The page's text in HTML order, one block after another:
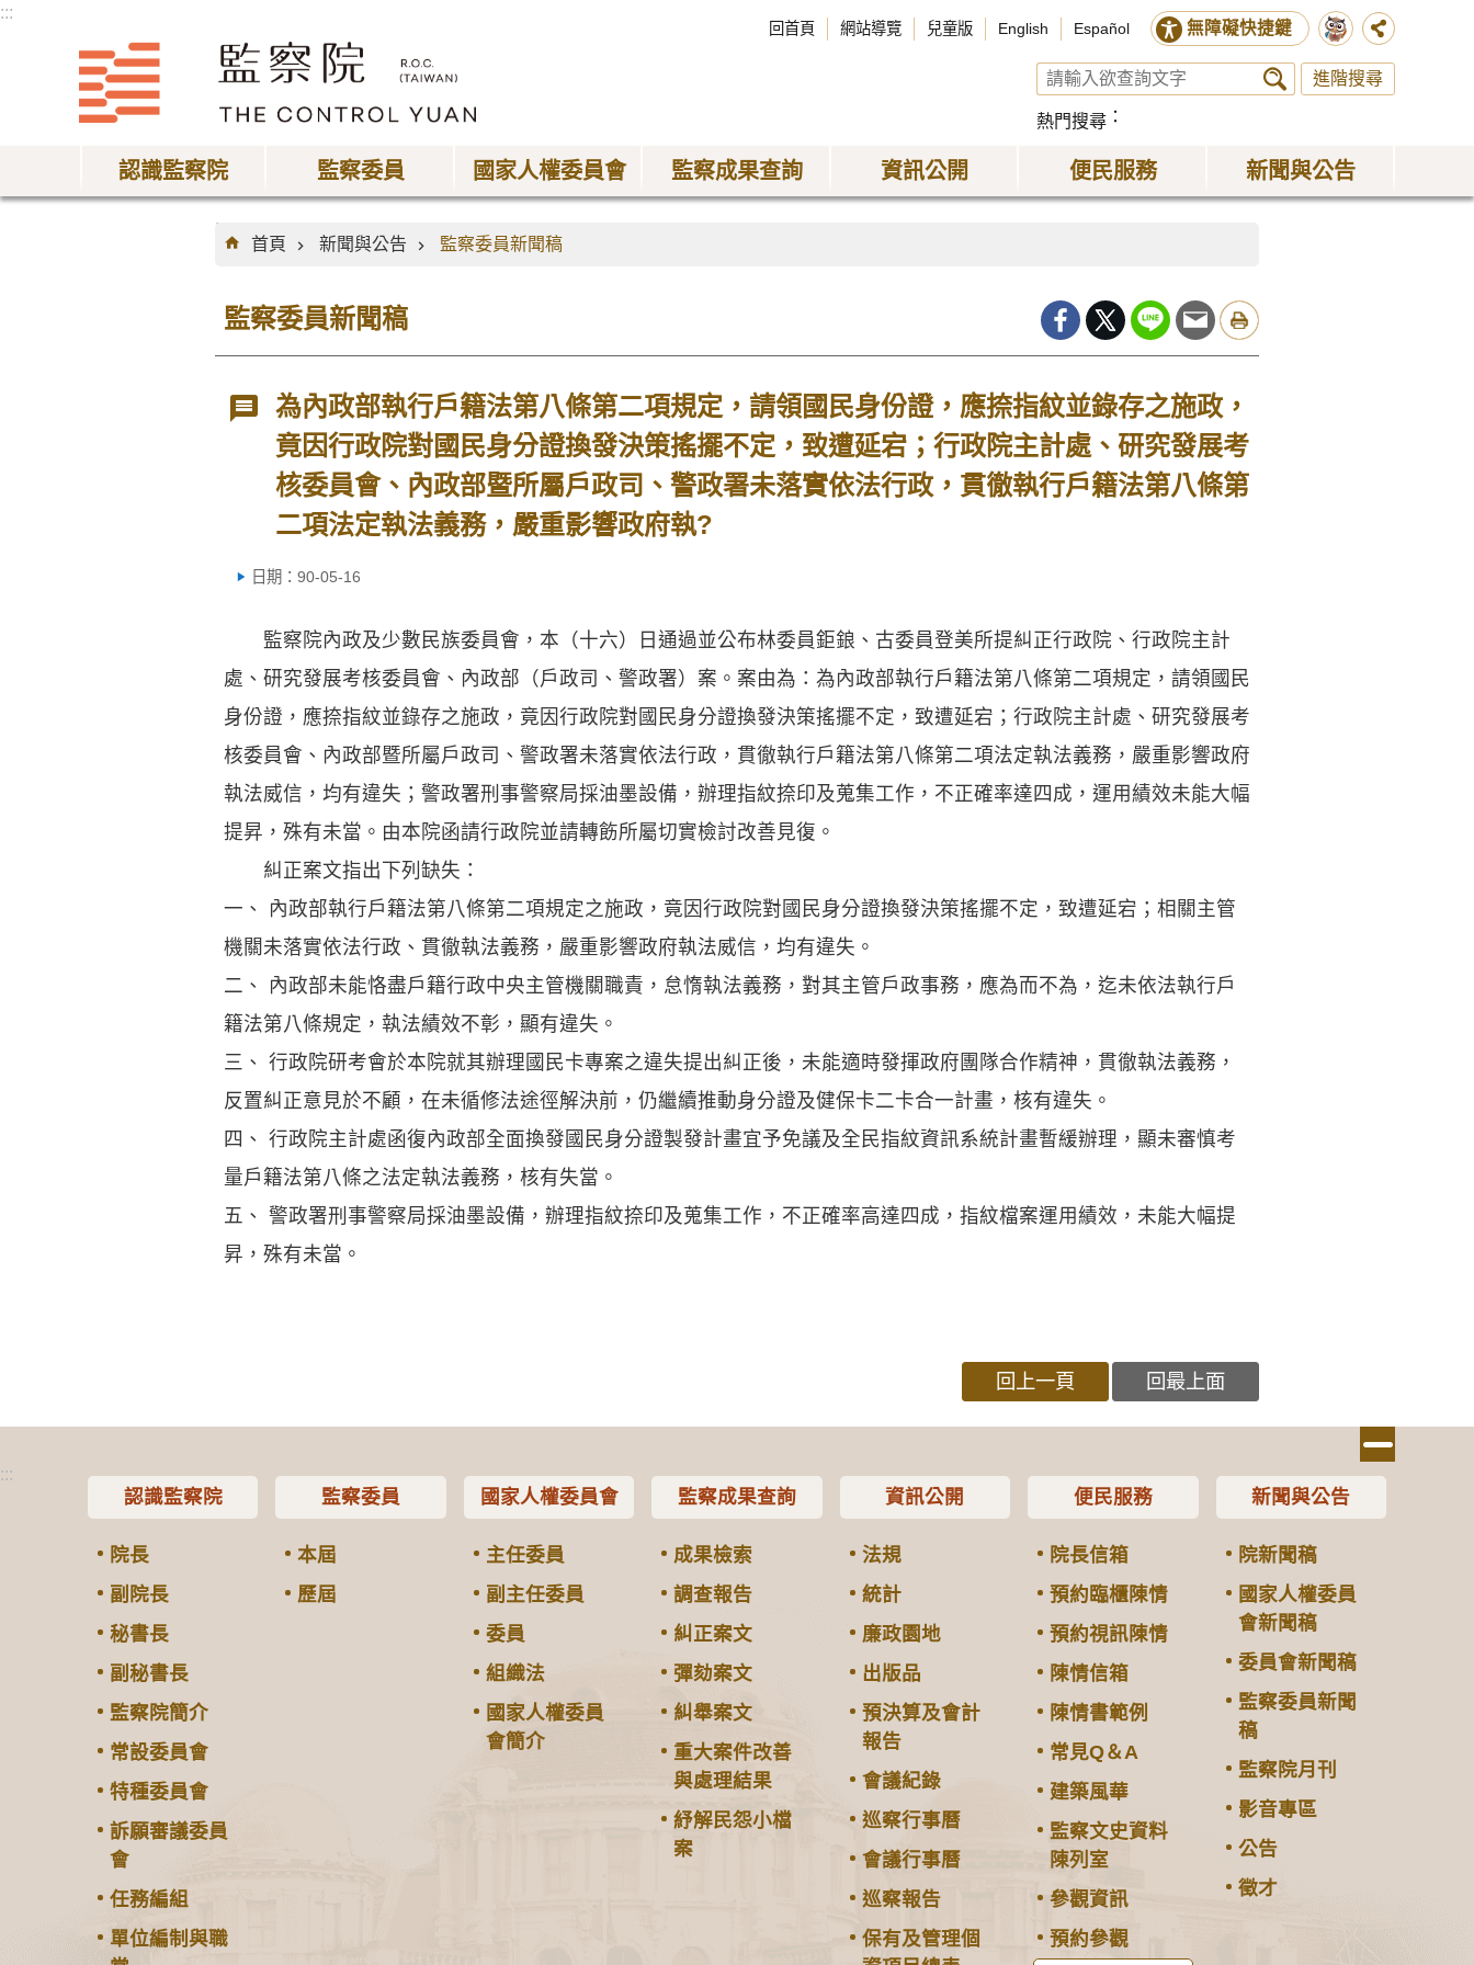
:::
回首頁 網站導覽 兒童版 English Español 無障礙快捷鍵
進階搜尋
熱門搜尋
認識監察院 監察委員 國家人權委員會 監察成果查詢 資訊公開 便民服務 新聞與公告
:::
首頁
新聞與公告 監察委員新聞稿
監察委員新聞稿
為內政部執行戶籍法第八條第二項規定，請領國民身份證，應捺指紋並錄存之施政，
竟因行政院對國民身分證換發決策搖擺不定，致遭延宕；行政院主計處、研究發展考
核委員會、內政部暨所屬戶政司、警政署未落實依法行政，貫徹執行戶籍法第八條第
二項法定執法義務，嚴重影響政府執?
日期：90-05-16
監察院內政及少數民族委員會，本（十六）日通過並公布林委員鉅鋃、古委員登美所提糾正行政院、行政院主計
處、研究發展考核委員會、內政部（戶政司、警政署）案。案由為：為內政部執行戶籍法第八條第二項規定，請領國民
身份證，應捺指紋並錄存之施政，竟因行政院對國民身分證換發決策搖擺不定，致遭延宕；行政院主計處、研究發展考
核委員會、內政部暨所屬戶政司、警政署未落實依法行政，貫徹執行戶籍法第八條第二項法定執法義務，嚴重影響政府
執法威信，均有違失；警政署刑事警察局採油墨設備，辦理指紋捺印及蒐集工作，不正確率達四成，運用績效未能大幅
提昇，殊有未當。由本院函請行政院並請轉飭所屬切實檢討改善見復。
糾正案文指出下列缺失：
一、 內政部執行戶籍法第八條第二項規定之施政，竟因行政院對國民身分證換發決策搖擺不定，致遭延宕；相關主管
機關未落實依法行政、貫徹執法義務，嚴重影響政府執法威信，均有違失。
二、 內政部未能恪盡戶籍行政中央主管機關職責，怠惰執法義務，對其主管戶政事務，應為而不為，迄未依法執行戶
籍法第八條規定，執法績效不彰，顯有違失。
三、 行政院研考會於本院就其辦理國民卡專案之違失提出糾正後，未能適時發揮政府團隊合作精神，貫徹執法義務，
反置糾正意見於不顧，在未循修法途徑解決前，仍繼續推動身分證及健保卡二卡合一計畫，核有違失。
四、 行政院主計處函復內政部全面換發國民身分證製發計畫宜予免議及全民指紋資訊系統計畫暫緩辦理，顯未審慎考
量戶籍法第八條之法定執法義務，核有失當。
五、 警政署刑事警察局採油墨設備，辦理指紋捺印及蒐集工作，不正確率高達四成，指紋檔案運用績效，未能大幅提
昇，殊有未當。
回上一頁 回最上面
:::
認識監察院
院長
副院長
秘書長
副秘書長
監察院簡介
常設委員會
特種委員會
訴願審議委員
會
任務編組
單位編制與職
監察委員
本屆
歷屆
國家人權委員會
主任委員
副主任委員
委員
組織法
國家人權委員
會簡介
監察成果查詢
成果檢索
調查報告
糾正案文
彈劾案文
糾舉案文
重大案件改善
與處理結果
紓解民怨小檔
案
資訊公開
法規
統計
廉政園地
出版品
預決算及會計
報告
會議紀錄
巡察行事曆
會議行事曆
巡察報告
保有及管理個
便民服務
院長信箱
預約臨櫃陳情
預約視訊陳情
陳情信箱
陳情書範例
常見Q＆A
建築風華
監察文史資料
陳列室
參觀資訊
預約參觀
新聞與公告
院新聞稿
國家人權委員
會新聞稿
委員會新聞稿
監察委員新聞
稿
監察院月刊
影音專區
公告
徵才